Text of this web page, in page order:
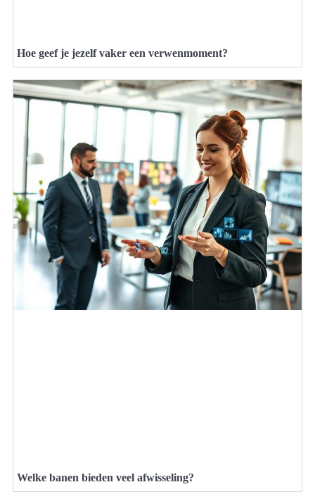
Hoe geef je jezelf vaker een verwenmoment?
Welke banen bieden veel afwisseling?